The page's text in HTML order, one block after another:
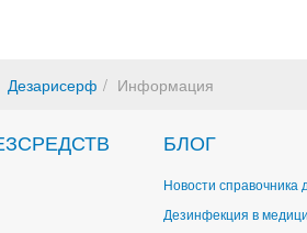
Дезарисерф Информация
БЛОГ
Новости справочника
Дезинфекция в